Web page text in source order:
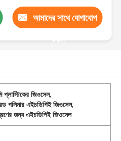
আমাদের সাথে যোগাযোগ
করুন
প্লাস্টিকের জিওসেল,
পলিমার এইচডিপিই জিওসেল,
জন্য এইচডিপিই জিওসেল